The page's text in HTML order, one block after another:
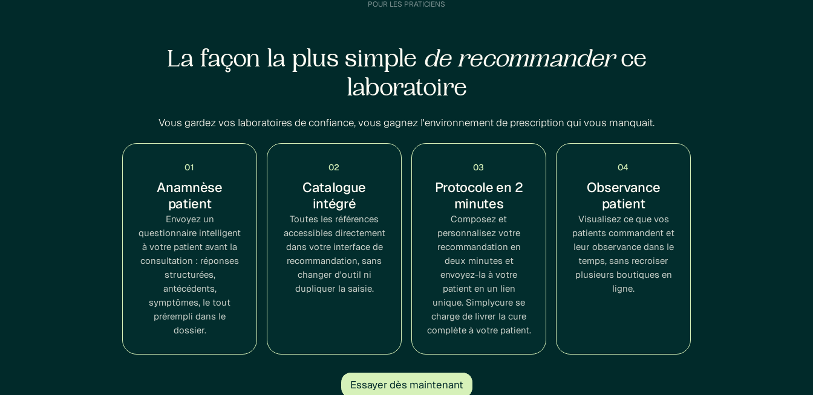
POUR LES PRATICIENS
La façon la plus simple de recommanderce
laboratoire
Vous gardez vos laboratoires de confiance, vous gagnez l'environnement de prescription qui vous manquait.
01
Anamnèse
patient
Envoyez un
questionnaire intelligent
à votre patient avant la
consultation : réponses
structurées,
antécédents,
symptômes, le tout
prérempli dans le
dossier.
02
Catalogue
intégré
Toutes les références
accessibles directement
dans votre interface de
recommandation, sans
changer d'outil ni
dupliquer la saisie.
03
Protocole en 2
minutes
Composez et
personnalisez votre
recommandation en
deux minutes et
envoyez-la à votre
patient en un lien
unique. Simplycure se
charge de livrer la cure
complète à votre patient.
04
Observance
patient
Visualisez ce que vos
patients commandent et
leur observance dans le
temps, sans recroiser
plusieurs boutiques en
ligne.
Essayer dès maintenant